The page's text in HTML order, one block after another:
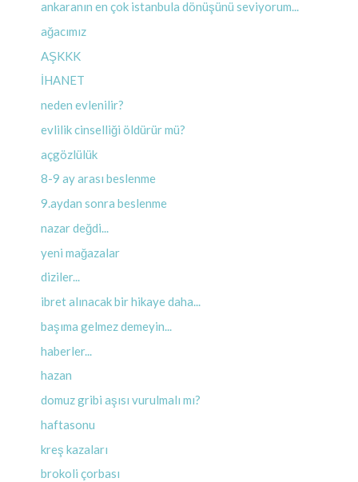
ankaranın en çok istanbula dönüşünü seviyorum...
ağacımız
AŞKKK
İHANET
neden evlenilir?
evlilik cinselliği öldürür mü?
açgözlülük
8-9 ay arası beslenme
9.aydan sonra beslenme
nazar değdi...
yeni mağazalar
diziler...
ibret alınacak bir hikaye daha...
başıma gelmez demeyin...
haberler...
hazan
domuz gribi aşısı vurulmalı mı?
haftasonu
kreş kazaları
brokoli çorbası